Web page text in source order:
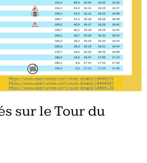
sur le Tour du